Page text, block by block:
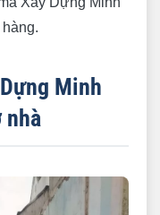
Minh
nhà